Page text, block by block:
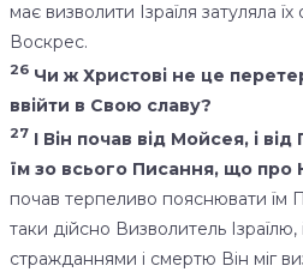
має визволити Ізраїля затуляла
Воскрес.
26 Чи ж Христові не це
ввійти в Свою славу?
27 І Він почав від Мойсея, і від
їм зо всього Писання, що про
почав терпеливо пояснювати
таки дійсно Визволитель Ізраїлю,
стражданнями і смертю Він міг